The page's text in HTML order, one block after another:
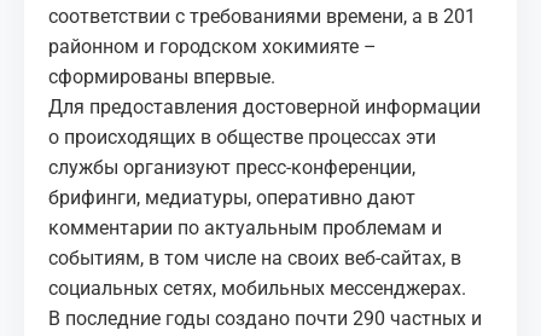
соответствии с требованиями времени, а в 201
районном и городском хокимияте –
сформированы впервые.
Для предоставления достоверной информации
о происходящих в обществе процессах эти
службы организуют пресс-конференции,
брифинги, медиатуры, оперативно дают
комментарии по актуальным проблемам и
событиям, в том числе на своих веб-сайтах, в
социальных сетях, мобильных мессенджерах.
В последние годы создано почти 290 частных и